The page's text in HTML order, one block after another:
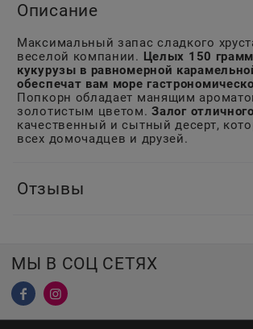
Описание
Максимальный запас сладкого
веселой компании. Целых 150
кукурузы в равномерной
обеспечат вам море
Попкорн обладает манящим
золотистым цветом.Залог
качественный и сытный десерт,
всех домочадцев и друзей.
Отзывы
МЫ В СОЦ СЕТЯХ